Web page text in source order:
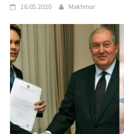
16.05.2020 Makhmur